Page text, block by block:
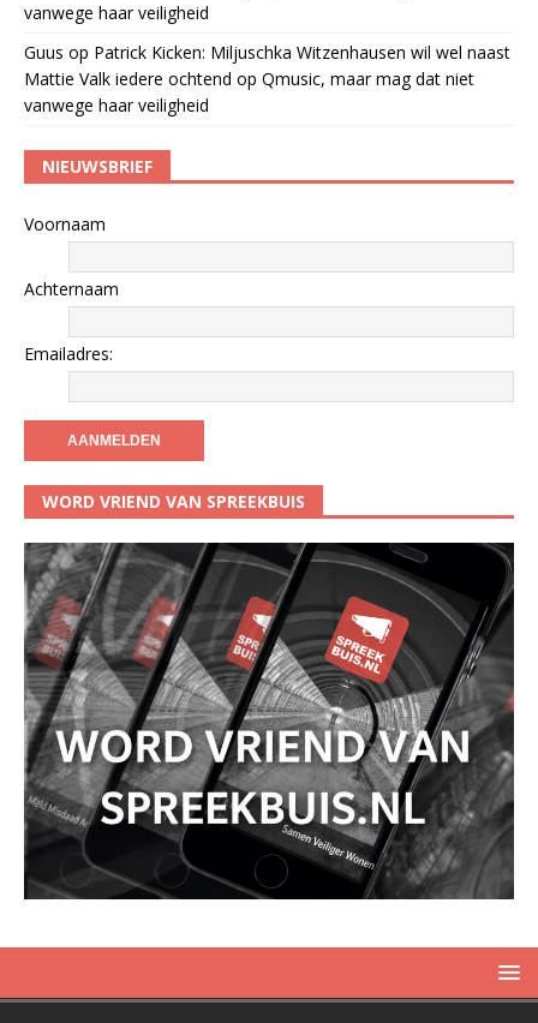
vanwege haar veiligheid
Guus op Patrick Kicken: Miljuschka Witzenhausen wil wel naast
Mattie Valk iedere ochtend op Qmusic, maar mag dat niet
vanwege haar veiligheid
NIEUWSBRIEF
Voornaam
Achternaam
Emailadres:
WORD VRIEND VAN SPREEKBUIS